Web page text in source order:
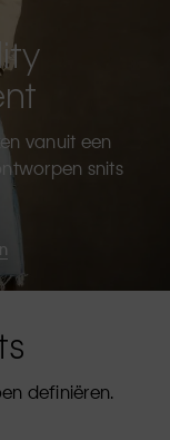
vanuit een
snits
definiëren.